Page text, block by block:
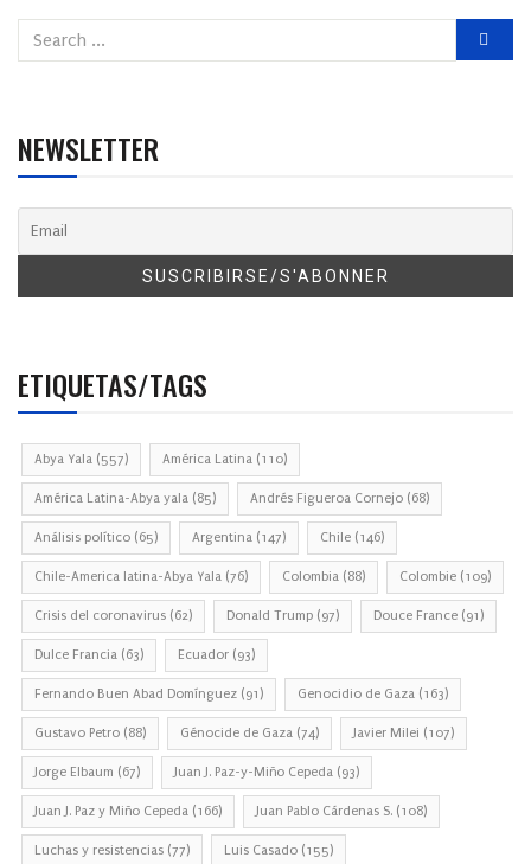
NEWSLETTER
ETIQUETAS/TAGS
Abya Yala (557) América Latina (110)
América Latina-Abya yala (85) Andrés Figueroa Cornejo (68)
Análisis político (65) Argentina (147) Chile (146)
Chile-America latina-Abya Yala (76) Colombia (88) Colombie (109)
Crisis del coronavirus (62) Donald Trump (97) Douce France (91)
Dulce Francia (63) Ecuador (93)
Fernando Buen Abad Domínguez (91) Genocidio de Gaza (163)
Gustavo Petro (88) Génocide de Gaza (74) Javier Milei (107)
Jorge Elbaum (67) Juan J. Paz-y-Miño Cepeda (93)
Juan J. Paz y Miño Cepeda (166) Juan Pablo Cárdenas S. (108)
Luchas y resistencias (77) Luis Casado (155)